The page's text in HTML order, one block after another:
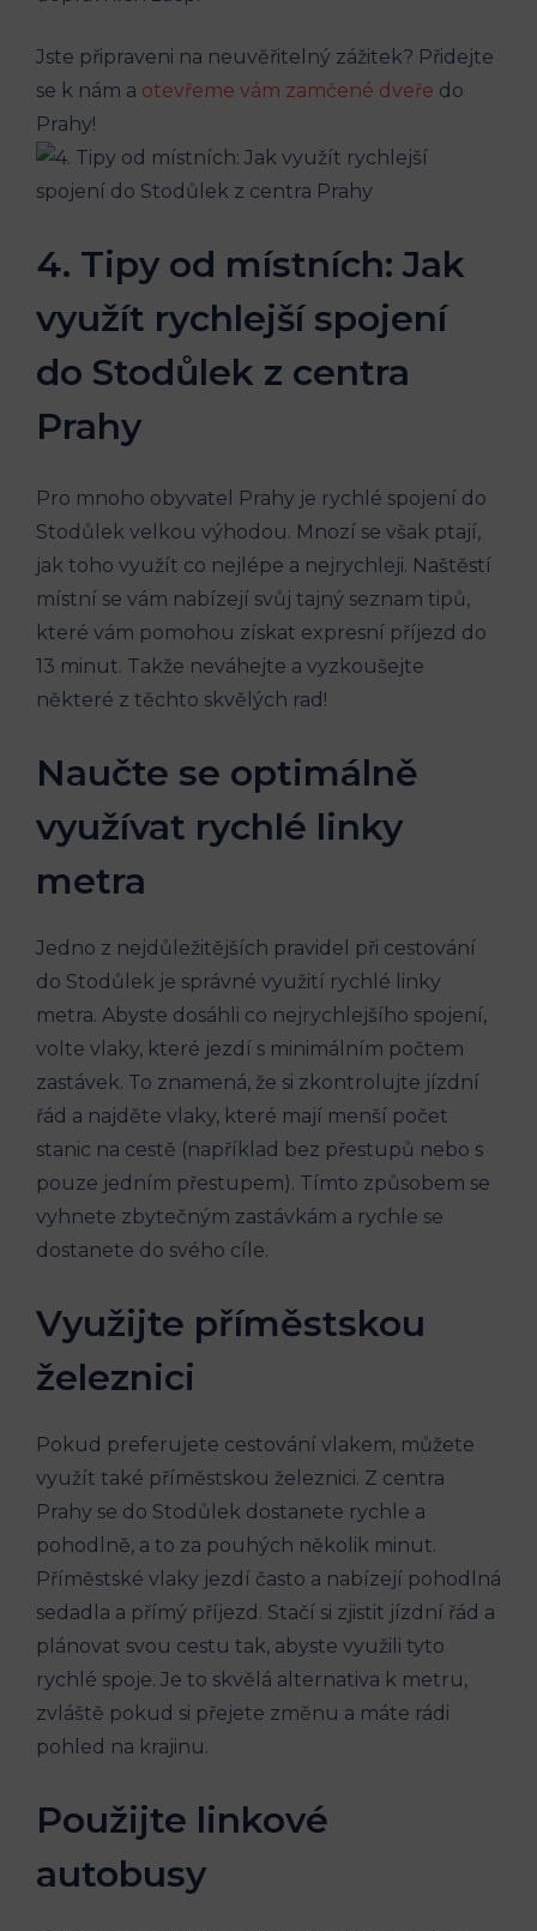
Jste připraveni na⁣ neuvěřitelný zážitek? Přidejte
‍se k nám a otevřeme vám zamčené dveře do
Prahy!
4. Tipy od místních:​ Jak
využít rychlejší spojení
do Stodůlek z centra
Prahy
Pro mnoho obyvatel Prahy je rychlé spojení do
Stodůlek velkou výhodou. Mnozí‌ se však ptají,​
jak toho využít​ co nejlépe a nejrychleji. Naštěstí
místní se vám⁤ nabízejí svůj ⁤tajný seznam tipů,
které ​vám​ pomohou ‌získat expresní příjezd do
13 minut. Takže neváhejte a vyzkoušejte
některé z těchto skvělých⁤ rad!
Naučte se optimálně
využívat rychlé linky‌
metra
Jedno z nejdůležitějších pravidel při cestování
do Stodůlek je správné ⁢využití rychlé linky
metra. Abyste dosáhli co nejrychlejšího​ spojení,
volte vlaky, které jezdí s minimálním počtem
zastávek. To znamená, že si zkontrolujte jízdní
řád ‌a najděte vlaky, ⁣které mají menší počet
‌stanic ⁢na ⁤cestě (například bez přestupů nebo s
pouze jedním‌ přestupem). ⁤Tímto způsobem se
‍vyhnete zbytečným zastávkám a rychle se
⁤dostanete ⁤do svého ‌cíle.
Využijte příměstskou
železnici
Pokud ⁢preferujete cestování vlakem, můžete
využít ​také příměstskou železnici. ‌Z centra
Prahy se ‍do Stodůlek dostanete rychle a
pohodlně, a to za‍ pouhých několik minut.
Příměstské vlaky jezdí ⁤často a⁣ nabízejí pohodlná
sedadla⁢ a přímý příjezd.‍ Stačí si‌ zjistit jízdní řád a
plánovat svou cestu⁢ tak, abyste využili tyto
rychlé spoje. Je ‌to skvělá alternativa k metru,
zvláště pokud si přejete změnu a máte rádi
pohled na ‌krajinu.
Použijte linkové
autobusy